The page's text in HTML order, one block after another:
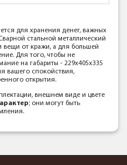
для хранения денег, важных
стальной металлический
от кражи, а для большей
Для того, чтобы не
на габариты - 229х405х335
вашего спокойствия,
открытия.
внешнем виде и цвете
; они могут быть